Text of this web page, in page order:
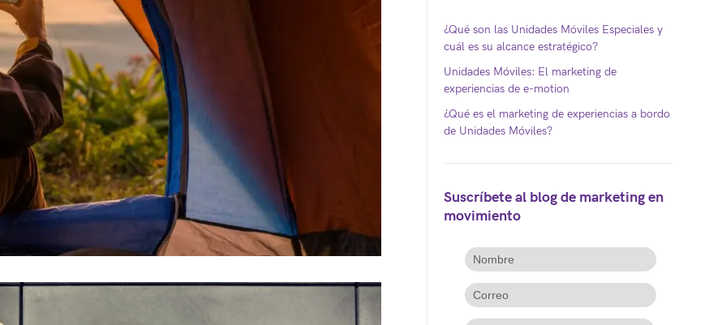
¿Qué son las Unidades Móviles Especiales y
cuál es su alcance estratégico?
Unidades Móviles: El marketing de
experiencias de e-motion
¿Qué es el marketing de experiencias a bordo
de Unidades Móviles?
Suscríbete al blog de marketing en
movimiento